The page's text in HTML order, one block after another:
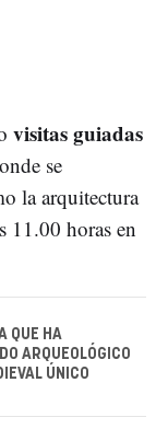
visitas guiadas
se
la arquitectura
11.00 horas en
QUE HA
ARQUEOLÓGICO
ÚNICO